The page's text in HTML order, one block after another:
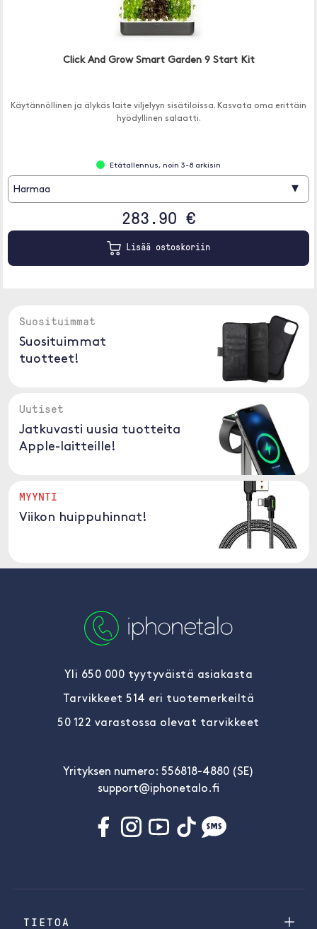
Click And Grow Smart Garden 9 Start Kit
Käytännöllinen ja älykäs laite viljelyyn sisätiloissa. Kasvata oma erittäin
hyödyllinen salaatti.
Etätallennus, noin 3-8 arkisin
Harmaa ▾
283.90 €
Lisää ostoskoriin
Suosituimmat
Suosituimmat
tuotteet!
Uutiset
Jatkuvasti uusia tuotteita
Apple-laitteille!
MYYNTI
Viikon huippuhinnat!
Yli 650 000 tyytyväistä asiakasta
Tarvikkeet 514 eri tuotemerkeiltä
50 122 varastossa olevat tarvikkeet
Yrityksen numero: 556818-4880 (SE)
support@iphonetalo.fi
TIETOA